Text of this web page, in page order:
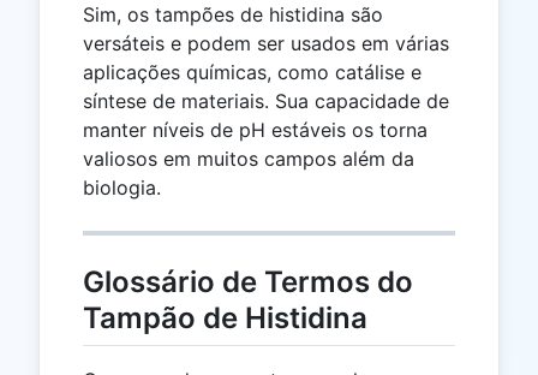
Sim, os tampões de histidina são
versáteis e podem ser usados em várias
aplicações químicas, como catálise e
síntese de materiais. Sua capacidade de
manter níveis de pH estáveis os torna
valiosos em muitos campos além da
biologia.
Glossário de Termos do
Tampão de Histidina